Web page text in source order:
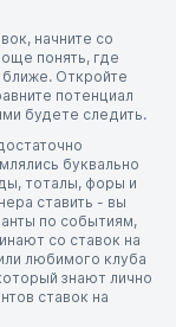
начните со
понять, где
ближе. Откройте
потенциал
будете следить.
буквально
тоталы, форы и
ставить - вы
по событиям,
со ставок на
любимого клуба
знают лично
ставок на